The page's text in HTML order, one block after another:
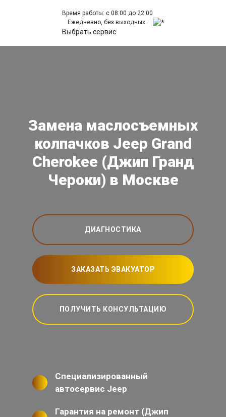
Время работы: с 08:00 до 22:00
Ежедневно, без выходных.
Выбрать сервис
Замена маслосъемных
колпачков Jeep Grand
Cherokee (Джип Гранд
Чероки) в Москве
ДИАГНОСТИКА
ЗАКАЗАТЬ ЭВАКУАТОР
ПОЛУЧИТЬ КОНСУЛЬТАЦИЮ
Специализированный
автосервис Jeep
Гарантия на ремонт (Джип